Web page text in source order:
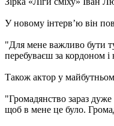
У новому інтервʼю він
"Для мене важливо бути
перебуваєш за кордоном
Також актор у
"Громадянство зараз
щоб в мене це було.